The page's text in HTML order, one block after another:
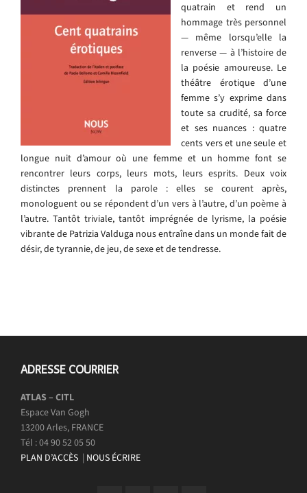
quatrain et rend un
hommage très personnel
— même lorsqu’elle la
renverse — à l’histoire de
la poésie amoureuse. Le
théâtre érotique d’une
femme s’y exprime dans
toute sa crudité, sa force
et ses nuances : quatre
cents vers et une seule et
longue nuit d’amour où une femme et un homme font se
rencontrer leurs corps, leurs mots, leurs esprits. Deux voix
distinctes prennent la parole : elles se courent après,
monologuent ou se répondent d’un vers à l’autre, d’un poème à
l’autre. Tantôt triviale, tantôt imprégnée de lyrisme, la poésie
vibrante de Patrizia Valduga nous entraîne dans un monde fait de
désir, de tyrannie, de jeu, de sexe et de tendresse.
ADRESSE COURRIER
ATLAS – CITL
Espace Van Gogh
13200 Arles, FRANCE
Tél : 04 90 52 05 50
PLAN D’ACCÈS | NOUS ÉCRIRE